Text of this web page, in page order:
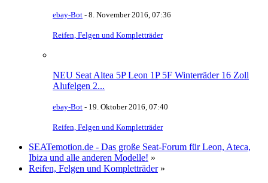
ebay-Bot - 8. November 2016, 07:36
Reifen, Felgen und Kompletträder
NEU Seat Altea 5P Leon 1P 5F Winterräder 16 Zoll
Alufelgen 2...
ebay-Bot - 19. Oktober 2016, 07:40
Reifen, Felgen und Kompletträder
SEATemotion.de - Das große Seat-Forum für Leon, Ateca,
Ibiza und alle anderen Modelle! »
Reifen, Felgen und Kompletträder »